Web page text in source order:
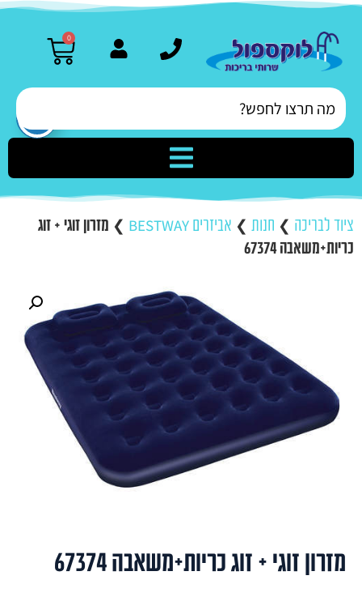
0
ציוד לבריכה ❯ חנות ❯ אביזרים BESTWAY ❯ מזרון זוגי + זוג
כריות+משאבה 67374
מזרון זוגי + זוג כריות+משאבה 67374